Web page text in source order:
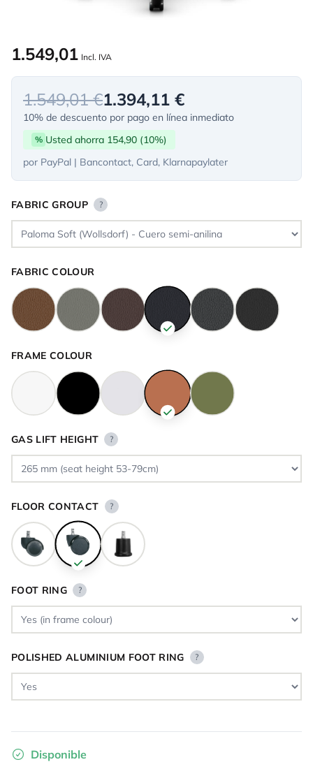
1.549,01 Incl. IVA
1.549,01 €1.394,11 €
10% de descuento por pago en línea inmediato
% Usted ahorra 154,90 (10%)
por PayPal | Bancontact, Card, Klarnapaylater
FABRIC GROUP ?
FABRIC COLOUR
FRAME COLOUR
GAS LIFT HEIGHT ?
FLOOR CONTACT ?
FOOT RING ?
POLISHED ALUMINIUM FOOT RING ?
Disponible